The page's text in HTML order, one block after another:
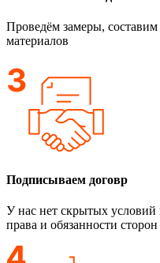
Проведём замеры,
материалов
Подписываем договр
У нас нет скрытых
права и обязанности